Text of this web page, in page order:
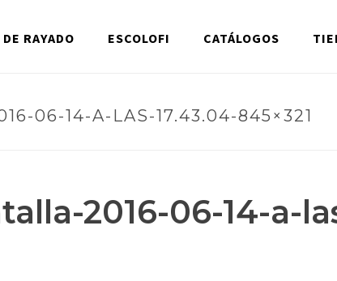
RAYADO ESCOLOFI CATÁLOGOS
06-14-A-LAS-17.43.04-845×321
2016-06-14-a-